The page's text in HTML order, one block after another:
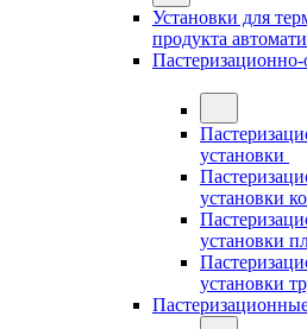
Установки для
продукта
установки
установки
установки
установки